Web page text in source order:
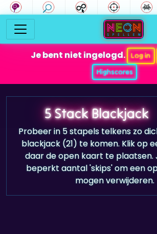
Je bent niet ingelogd. Log in
Highscores
5 Stack Blackjack
Probeer in 5 stapels telkens zo
blackjack (21) te komen. Klik op
daar de open kaart te plaatsen.
beperkt aantal 'skips' om een
mogen verwijderen.